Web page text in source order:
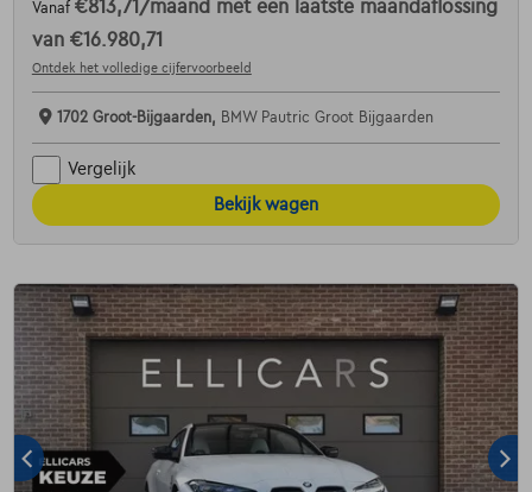
Vanaf €813,71 /maand met een laatste maandaflossing
van €16.980,71
Ontdek het volledige cijfervoorbeeld
1702 Groot-Bijgaarden, BMW Pautric Groot Bijgaarden
Vergelijk
Bekijk wagen